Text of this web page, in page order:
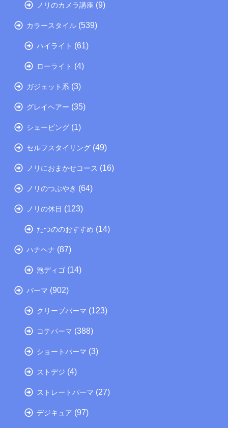
ノリのカメラ講座 (9)
カラースタイル (539)
ハイライト (61)
ローライト (4)
ガジェット系 (3)
グレイヘアー (35)
シェービング (1)
セルフスタイリング (49)
ノリにおまかせコース (16)
ノリのつぶやき (64)
ノリの休日 (123)
たつののおすすめ (14)
ハナヘナ (87)
泡ディゴ (14)
パーマ (902)
クリープパーマ (123)
コテパーマ (388)
ショートパーマ (3)
ストデジ (4)
ストレートパーマ (27)
デジキュア (97)